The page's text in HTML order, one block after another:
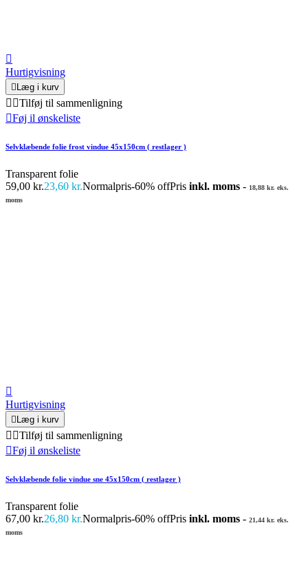

Hurtigvisning
 Læg i kurv
 Tilføj til sammenligning
Føj il ønskeliste
Selvklæbende folie frost vindue 45x150cm ( restlager )
Transparent folie
59,00 kr.23,60 kr.Normalpris-60% offPris inkl. moms - 18,88 kr. eks.
moms

Hurtigvisning
 Læg i kurv
 Tilføj til sammenligning
Føj il ønskeliste
Selvklæbende folie vindue sne 45x150cm ( restlager )
Transparent folie
67,00 kr.26,80 kr.Normalpris-60% offPris inkl. moms - 21,44 kr. eks.
moms